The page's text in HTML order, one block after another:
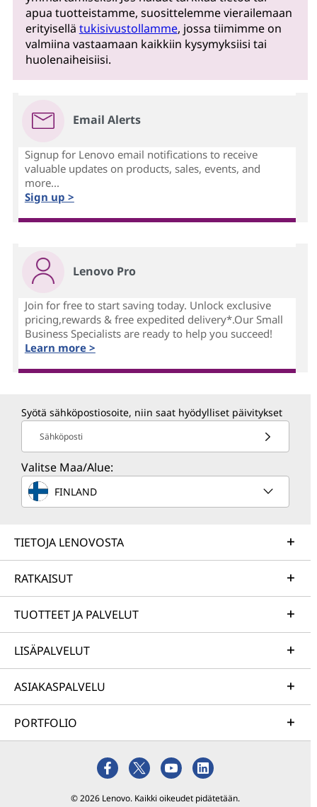
apua tuotteistamme, suosittelemme vierailemaan
erityisellä tukisivustollamme, jossa tiimimme on
valmiina vastaamaan kaikkiin kysymyksiisi tai
huolenaiheisiisi.
Email Alerts
Signup for Lenovo email notifications to receive
valuable updates on products, sales, events, and
more...
Sign up >
Lenovo Pro
Join for free to start saving today. Unlock exclusive
pricing,rewards & free expedited delivery*.Our Small
Business Specialists are ready to help you succeed!
Learn more >
Syötä sähköpostiosoite, niin saat hyödylliset päivitykset
Sähköposti
Valitse Maa/Alue:
FINLAND
TIETOJA LENOVOSTA
RATKAISUT
TUOTTEET JA PALVELUT
LISÄPALVELUT
ASIAKASPALVELU
PORTFOLIO
© 2026 Lenovo. Kaikki oikeudet pidätetään.